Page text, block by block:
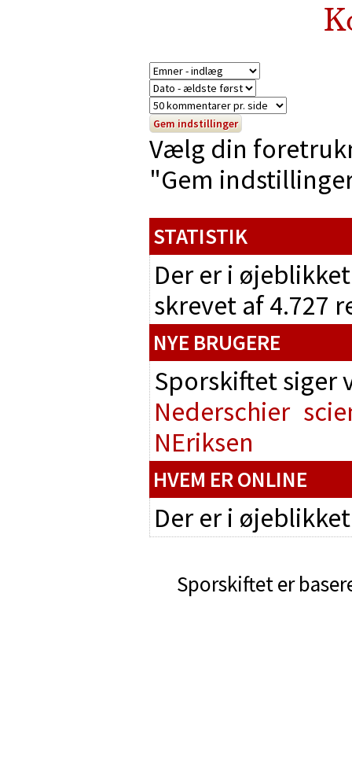
Vælg din
"Gem
STATISTIK
Der er i
skrevet af 4.727
NYE BRUGERE
Sporskiftet
Nederschier
NEriksen
HVEM ER ONLINE
Der er i
Sporskiftet er